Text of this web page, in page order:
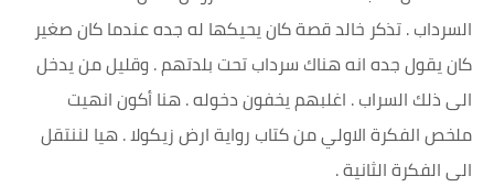
السرداب . تذكر خالد قصة كان يحيكها له جده عندما كان صغير
كان يقول جده انه هناك سرداب تحت بلدتهم . وقليل من يدخل
الى ذلك السراب . اغلبهم يخفون دخوله . هنا أكون انهيت
ملخص الفكرة الاولي من كتاب رواية ارض زيكولا . هيا لننتقل
الى الفكرة الثانية .